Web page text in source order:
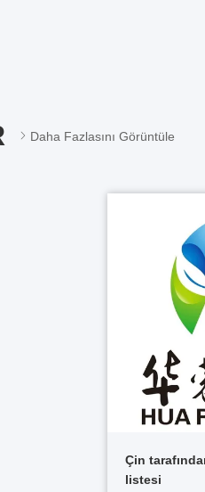
Daha Fazlasını Görüntüle
Çin
listesi